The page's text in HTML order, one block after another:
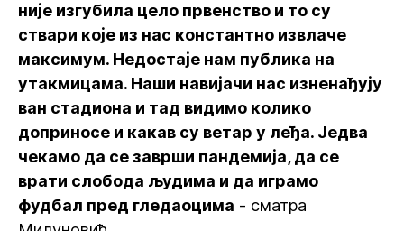
није изгубила цело првенство и то су
ствари које из нас константно извлаче
максимум. Недостаје нам публика на
утакмицама. Наши навијачи нас изненађују
ван стадиона и тад видимо колико
доприносе и какав су ветар у леђа. Једва
чекамо да се заврши пандемија, да се
врати слобода људима и да играмо
фудбал пред гледаоцима - сматра